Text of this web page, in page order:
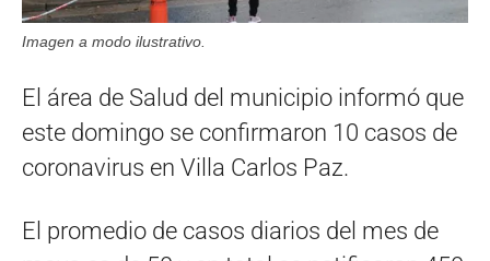
Imagen a modo ilustrativo.
El área de Salud del municipio informó que
este domingo se confirmaron 10 casos de
coronavirus en Villa Carlos Paz.
El promedio de casos diarios del mes de